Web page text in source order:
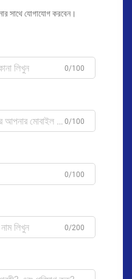
সাথে যোগাযোগ করবেন।
0/100
0/100
0/100
0/200